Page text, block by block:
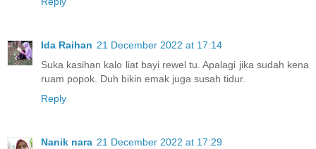
Ida Raihan 21 December 2022 at 17:14
Suka kasihan kalo liat bayi rewel tu. Apalagi jika sudah kena
ruam popok. Duh bikin emak juga susah tidur.
Reply
Nanik nara 21 December 2022 at 17:29